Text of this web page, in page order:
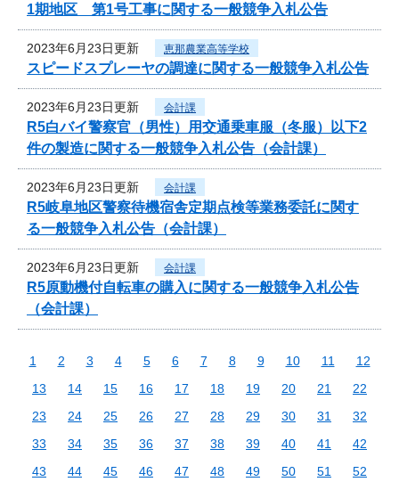
1期地区 第1号工事に関する一般競争入札公告
2023年6月23日更新 恵那農業高等学校
スピードスプレーヤの調達に関する一般競争入札公告
2023年6月23日更新 会計課
R5白バイ警察官（男性）用交通乗車服（冬服）以下2
件の製造に関する一般競争入札公告（会計課）
2023年6月23日更新 会計課
R5岐阜地区警察待機宿舎定期点検等業務委託に関す
る一般競争入札公告（会計課）
2023年6月23日更新 会計課
R5原動機付自転車の購入に関する一般競争入札公告
（会計課）
1 2 3 4 5 6 7 8 9 10 11
12
13
14 15 16 17 18 19 20 21
22
23
24 25 26 27 28 29 30 31
32
33
34 35 36 37 38 39 40 41
42
43
44 45 46 47 48 49 50 51
52